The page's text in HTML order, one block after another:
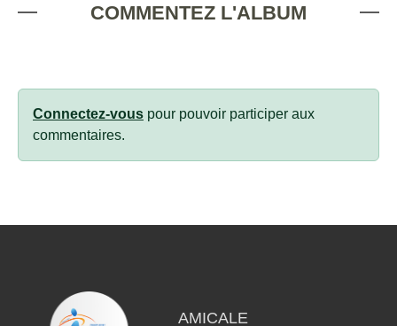
COMMENTEZ L'ALBUM
Connectez-vous pour pouvoir participer aux
commentaires.
AMICALE